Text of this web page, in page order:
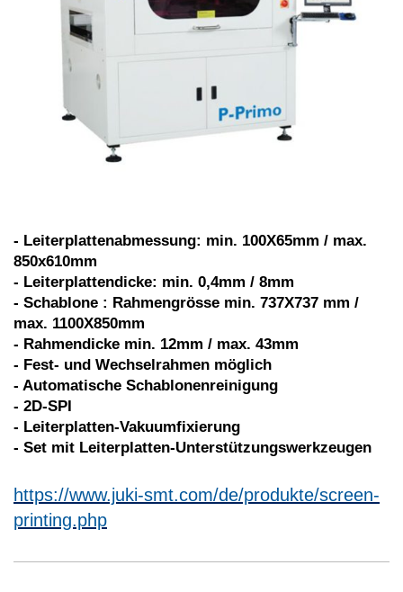
- Leiterplattenabmessung: min. 100X65mm / max.
850x610mm
- Leiterplattendicke: min. 0,4mm / 8mm
- Schablone : Rahmengrösse min. 737X737 mm /
max. 1100X850mm
- Rahmendicke min. 12mm / max. 43mm
- Fest- und Wechselrahmen möglich
- Automatische Schablonenreinigung
- 2D-SPI
- Leiterplatten-Vakuumfixierung
- Set mit Leiterplatten-Unterstützungswerkzeugen
https://www.juki-smt.com/de/produkte/screen-
printing.php